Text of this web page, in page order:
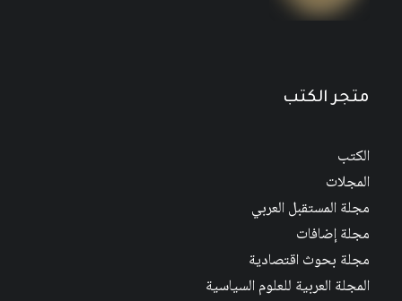
متجر الكتب
الكتب
المجلات
مجلة المستقبل العربي
مجلة إضافات
مجلة بحوث اقتصادية
المجلة العربية للعلوم السياسية